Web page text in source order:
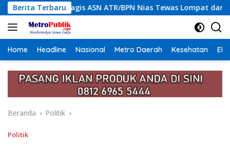
Langsung
ke
konten
Berita Terbaru
ATR/BPN Nias Tewas Lompat dari Lantai 12 Apartemen,
Home Headline Nasional Metro Daerah Kesehatan
Beranda Politik
Politik